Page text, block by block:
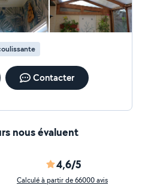
Contacter
nous évaluent
4,6/5
Calculé à partir de 66000 avis